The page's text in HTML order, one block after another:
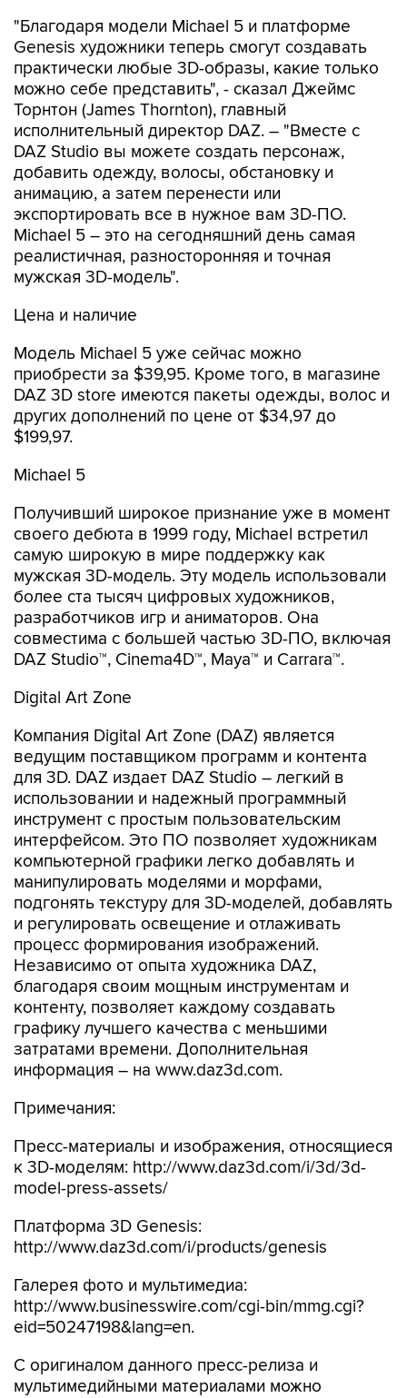
"Благодаря модели Michael 5 и платформе
Genesis художники теперь смогут создавать
практически любые 3D-образы, какие только
можно себе представить", - сказал Джеймс
Торнтон (James Thornton), главный
исполнительный директор DAZ. – "Вместе с
DAZ Studio вы можете создать персонаж,
добавить одежду, волосы, обстановку и
анимацию, а затем перенести или
экспортировать все в нужное вам 3D-ПО.
Michael 5 – это на сегодняшний день самая
реалистичная, разносторонняя и точная
мужская 3D-модель".
Цена и наличие
Модель Michael 5 уже сейчас можно
приобрести за $39,95. Кроме того, в магазине
DAZ 3D store имеются пакеты одежды, волос и
других дополнений по цене от $34,97 до
$199,97.
Michael 5
Получивший широкое признание уже в момент
своего дебюта в 1999 году, Michael встретил
самую широкую в мире поддержку как
мужская 3D-модель. Эту модель использовали
более ста тысяч цифровых художников,
разработчиков игр и аниматоров. Она
совместима с большей частью 3D-ПО, включая
DAZ Studio™, Cinema4D™, Maya™ и Carrara™.
Digital Art Zone
Компания Digital Art Zone (DAZ) является
ведущим поставщиком программ и контента
для 3D. DAZ издает DAZ Studio – легкий в
использовании и надежный программный
инструмент с простым пользовательским
интерфейсом. Это ПО позволяет художникам
компьютерной графики легко добавлять и
манипулировать моделями и морфами,
подгонять текстуру для 3D-моделей, добавлять
и регулировать освещение и отлаживать
процесс формирования изображений.
Независимо от опыта художника DAZ,
благодаря своим мощным инструментам и
контенту, позволяет каждому создавать
графику лучшего качества с меньшими
затратами времени. Дополнительная
информация – на www.daz3d.com.
Примечания:
Пресс-материалы и изображения, относящиеся
к 3D-моделям: http://www.daz3d.com/i/3d/3d-
model-press-assets/
Платформа 3D Genesis:
http://www.daz3d.com/i/products/genesis
Галерея фото и мультимедиа:
http://www.businesswire.com/cgi-bin/mmg.cgi?
eid=50247198&lang=en.
С оригиналом данного пресс-релиза и
мультимедийными материалами можно